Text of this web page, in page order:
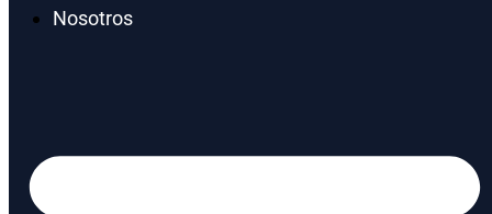
Nosotros